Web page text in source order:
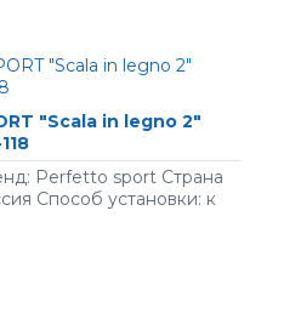
"Scala in legno 2"
Perfetto sport Страна
Способ установки: к